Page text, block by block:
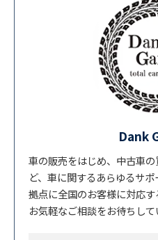
Dank
車の販売をはじめ、中古車
ど、車に関するあらゆるサ
拠点に全国のお客様に対応す
お気軽なご相談をお待ちして